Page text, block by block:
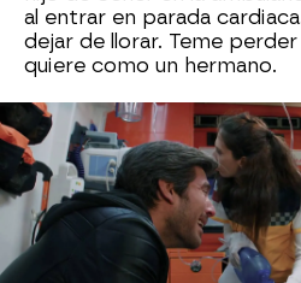
al entrar en parada
dejar de llorar. Teme
quiere como un hermano.
Rüya y Keyno descubren
impactadas por la noticia.
deciden acudir hasta la
para informarle de que su
vida y la muerte.Seher se
que está muy grave.